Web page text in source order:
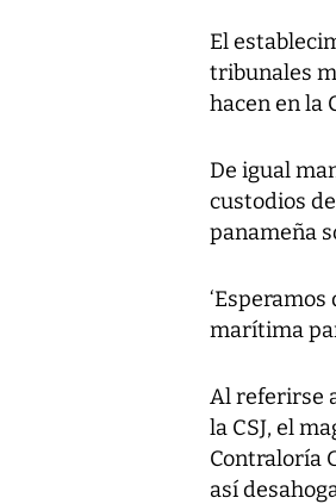
El
tribunales
hacen en la
De igual
custodios
panameña
marítima
Al referirse
la CSJ, el
Contraloría
así